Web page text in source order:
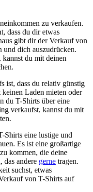
zu verkaufen.
dass du dir etwas
gibt dir der Verkauf von
dich auszudrücken.
du mit deinen
ist, dass du relativ günstig
Laden mieten oder
du T-Shirts über eine
verkaufst, kannst du mit
Shirts eine lustige und
Es ist eine großartige
kommen, die deine
das andere gerne tragen.
suchst, etwas
von T-Shirts auf